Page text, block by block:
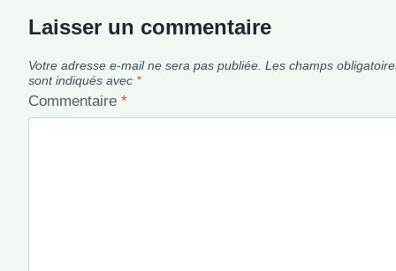
Laisser un commentaire
Votre adresse e-mail ne sera pas publiée. Les champs
sont indiqués avec *
Commentaire *